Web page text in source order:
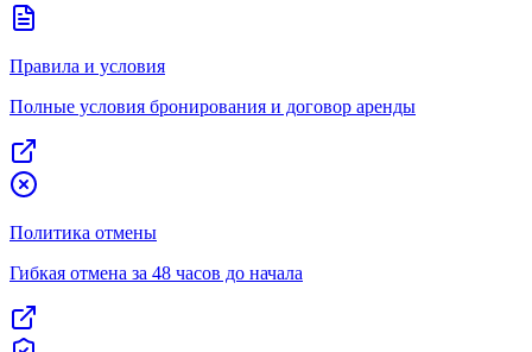
Правила и условия
Полные условия бронирования и договор аренды
Политика отмены
Гибкая отмена за 48 часов до начала